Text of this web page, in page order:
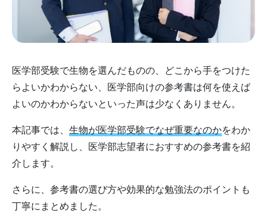
医学部受験で生物を選んだものの、どこから手をつけた
らよいかわからない、医学部向けの参考書は何を使えば
よいのかわからないといった声は少なくありません。
本記事では、 生物が医学部受験でなぜ重要なのかをわか
りやすく解説し、医学部志望者におすすめの参考書を紹
介します。
さらに、参考書の選び方や効果的な勉強法のポイントも
丁寧にまとめました。